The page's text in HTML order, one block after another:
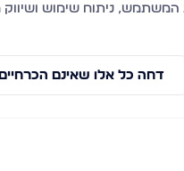
בית
ביתר
דחה כל אלו שאינם